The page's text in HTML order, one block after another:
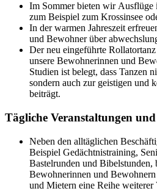
Im Sommer bieten wir Ausflüge
zum Beispiel zum Krossinsee
In der warmen Jahreszeit
und Bewohner über
Der neu eingeführte
unsere Bewohnerinnen und
Studien ist belegt, dass Tanzen
sondern auch zur geistigen und
beiträgt.
Tägliche Veranstaltungen
Neben den alltäglichen
Beispiel Gedächtnistraining,
Bastelrunden und Bibelstunden,
Bewohnerinnen und
und Mietern eine Reihe weiterer